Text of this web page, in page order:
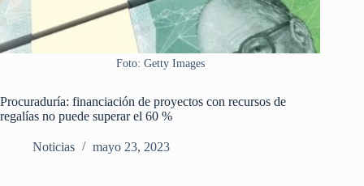
Foto: Getty Images
Procuraduría: financiación de proyectos con recursos de
regalías no puede superar el 60 %
Noticias mayo 23, 2023